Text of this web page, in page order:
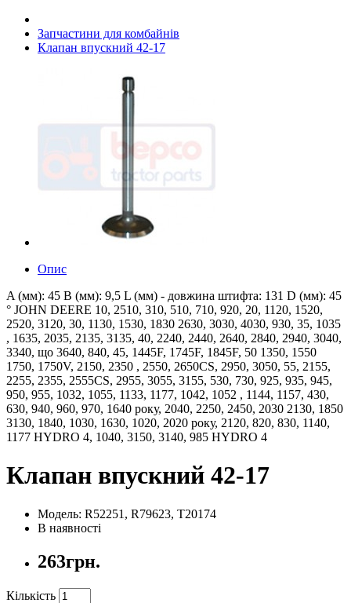
Запчастини для комбайнів
Клапан впускний 42-17
Опис
A (мм): 45 B (мм): 9,5 L (мм) - довжина штифта: 131 D (мм): 45
° JOHN DEERE 10, 2510, 310, 510, 710, 920, 20, 1120, 1520,
2520, 3120, 30, 1130, 1530, 1830 2630, 3030, 4030, 930, 35, 1035
, 1635, 2035, 2135, 3135, 40, 2240, 2440, 2640, 2840, 2940, 3040,
3340, що 3640, 840, 45, 1445F, 1745F, 1845F, 50 1350, 1550
1750, 1750V, 2150, 2350 , 2550, 2650CS, 2950, ​​3050, 55, 2155,
2255, 2355, 2555CS, 2955, 3055, 3155, 530, 730, 925, 935, 945,
950, 955, 1032, 1055, 1133, 1177, 1042, 1052 , 1144, 1157, 430,
630, 940, 960, 970, 1640 року, 2040, 2250, 2450, 2030 2130, 1850
3130, 1840, 1030, 1630, 1020, 2020 року, 2120, 820, 830, 1140,
1177 HYDRO 4, 1040, 3150, 3140, 985 HYDRO 4
Клапан впускний 42-17
Модель: R52251, R79623, T20174
В наявності
263грн.
Кількість